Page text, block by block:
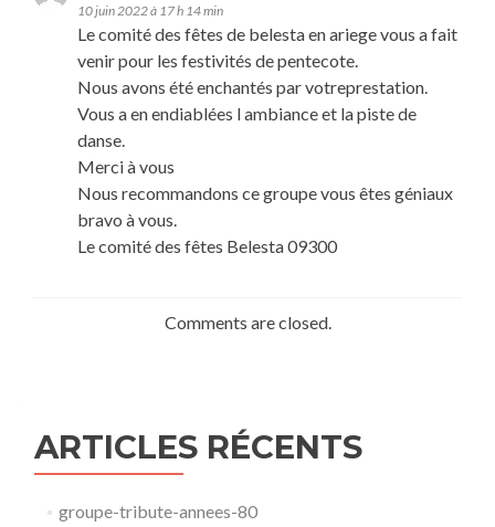
10 juin 2022 à 17 h 14 min
Le comité des fêtes de belesta en ariege vous a fait
venir pour les festivités de pentecote.
Nous avons été enchantés par votreprestation.
Vous a en endiablées l ambiance et la piste de
danse.
Merci à vous
Nous recommandons ce groupe vous êtes géniaux
bravo à vous.
Le comité des fêtes Belesta 09300
Comments are closed.
ARTICLES RÉCENTS
groupe-tribute-annees-80​